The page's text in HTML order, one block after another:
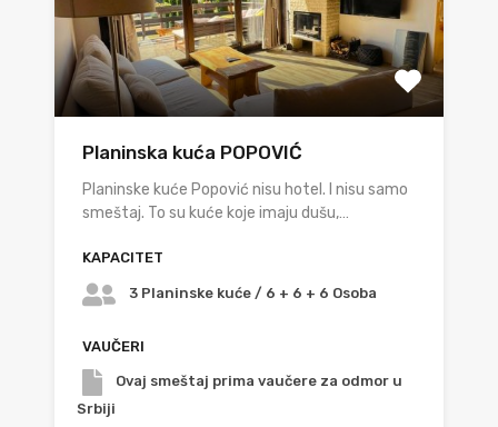
Planinska kuća POPOVIĆ
Planinske kuće Popović nisu hotel. I nisu samo
smeštaj. To su kuće koje imaju dušu,…
KAPACITET
3 Planinske kuće / 6 + 6 + 6 Osoba
VAUČERI
Ovaj smeštaj prima vaučere za odmor u
Srbiji